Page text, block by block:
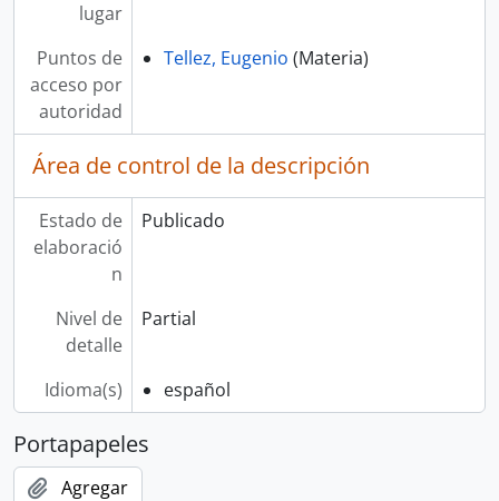
lugar
Puntos de
acceso por
autoridad
Tellez, Eugenio (Materia)
Área de control de la descripción
Estado de
elaboració
n
Publicado
Nivel de
detalle
Partial
Idioma(s) español
Portapapeles
Agregar